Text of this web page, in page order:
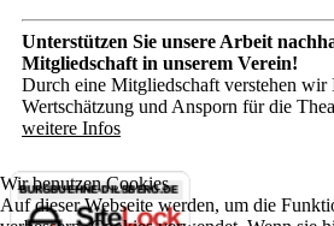
Unterstützen Sie unsere Arbeit
Mitgliedschaft in unserem Verein!
Durch eine Mitgliedschaft verstehen wir
Wertschätzung und Ansporn für die
weitere Infos
Wir benutzen Cookies
Auf dieser Webseite werden, um die